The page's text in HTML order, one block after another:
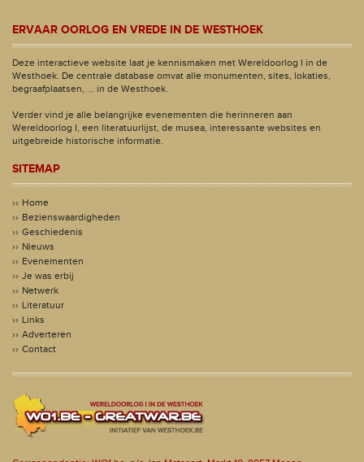
ERVAAR OORLOG EN VREDE IN DE WESTHOEK
Deze interactieve website laat je kennismaken met Wereldoorlog I in de
Westhoek. De centrale database omvat alle monumenten, sites, lokaties,
begraafplaatsen, ... in de Westhoek.
Verder vind je alle belangrijke evenementen die herinneren aan
Wereldoorlog I, een literatuurlijst, de musea, interessante websites en
uitgebreide historische informatie.
SITEMAP
Home
Bezienswaardigheden
Geschiedenis
Nieuws
Evenementen
Je was erbij
Netwerk
Literatuur
Links
Adverteren
Contact